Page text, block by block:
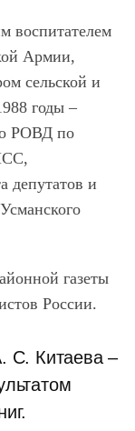
воспитателем
Армии,
сельской и
годы –
РОВД по
депутатов и
газеты
России.
С. Китаева –